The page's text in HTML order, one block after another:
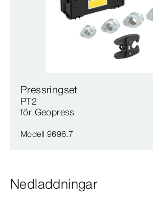
Pressringset
PT2
för Geopress
Modell 9696.7
Nedladdningar